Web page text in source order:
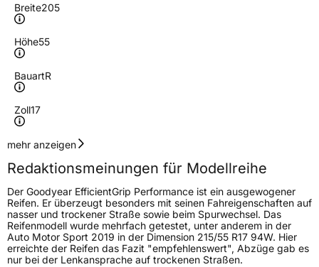
Breite205
Höhe55
BauartR
Zoll17
Geschwindigkeitsindex
Höchstgeschwindigkeit
270 km/h
Lastindex91
Höchstlast615 kg
Gewicht (in kg)10,11 kg
mehr anzeigen
Redaktionsmeinungen für Modellreihe
Der Goodyear EfficientGrip Performance ist ein ausgewogener
Reifen. Er überzeugt besonders mit seinen Fahreigenschaften auf
nasser und trockener Straße sowie beim Spurwechsel. Das
Reifenmodell wurde mehrfach getestet, unter anderem in der
Auto Motor Sport 2019 in der Dimension 215/55 R17 94W. Hier
erreichte der Reifen das Fazit "empfehlenswert", Abzüge gab es
nur bei der Lenkansprache auf trockenen Straßen.